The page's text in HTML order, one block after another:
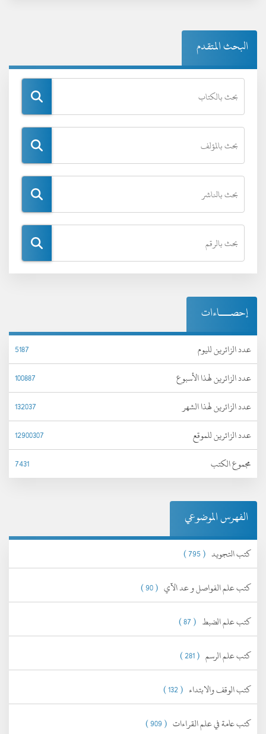
البحث المتقدم
إحصـــاءات
عدد الزائرين لليوم
5187
عدد الزائرين لهذا الأسبوع
100887
عدد الزائرين لهذا الشهر
132037
عدد الزائرين للموقع
12900307
مجموع الكتب
7431
الفهرس الموضوعي
كتب التجويد ( 795 )
كتب علم الفواصل و عد الآي ( 90 )
كتب علم الضبط ( 87 )
كتب علم الرسم ( 281 )
كتب الوقف والابتداء ( 132 )
كتب عامة في علم القراءات ( 909 )